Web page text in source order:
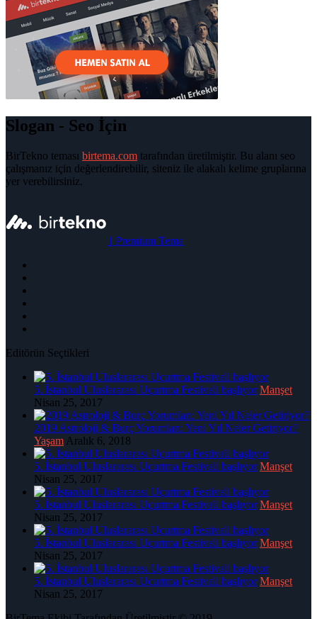
Slogan - Seo İçin
BirTekno teması birtema.com tarafından üretilmiştir. Bu alanı seo
çalışmanız için değerlendirebilir, siteniz ile alakalı kelime gruplarına
yer verebilirsiniz.
| Premium Tema
Editörün Seçtikleri
5. İstanbul Uluslararası Uçurtma Festivali başlıyor Manşet
Nisan 25, 2017
2019 Astroloji & Burç Yorumları: Yeni Yıl Neler Getiriyor?
Yaşam Aralık 6, 2018
5. İstanbul Uluslararası Uçurtma Festivali başlıyor Manşet
Nisan 25, 2017
5. İstanbul Uluslararası Uçurtma Festivali başlıyor Manşet
Nisan 25, 2017
5. İstanbul Uluslararası Uçurtma Festivali başlıyor Manşet
Nisan 25, 2017
5. İstanbul Uluslararası Uçurtma Festivali başlıyor Manşet
Nisan 25, 2017